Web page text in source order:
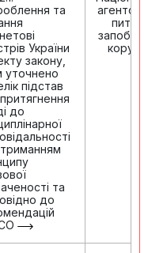
та
України
закону,
уточнено
підстав
до
та
до